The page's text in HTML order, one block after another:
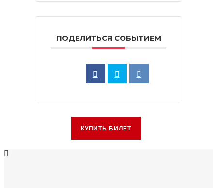
ПОДЕЛИТЬСЯ СОБЫТИЕМ
КУПИТЬ БИЛЕТ